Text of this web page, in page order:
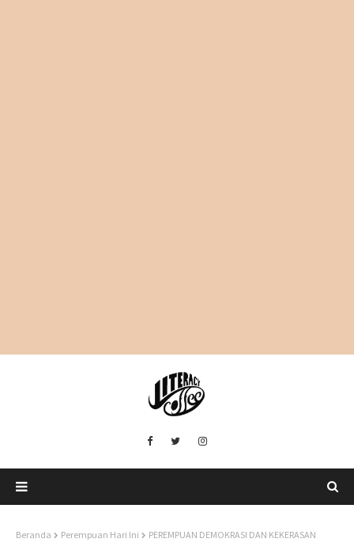
Beranda Perempuan Hari Ini PEREMPUAN DEMOKRASI DAN KEKERASAN